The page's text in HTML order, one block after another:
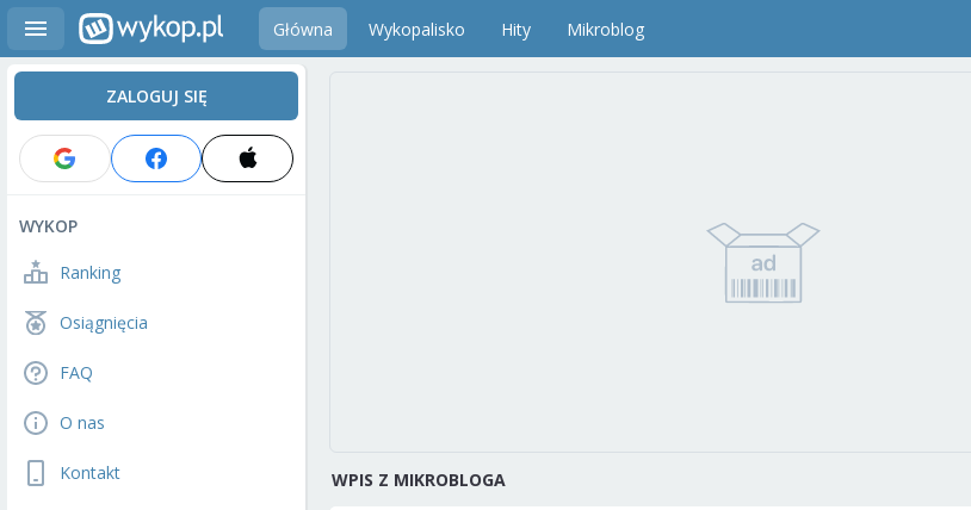
Główna Wykopalisko Hity Mikroblog
ZALOGUJ SIĘ
WYKOP
Ranking
Osiągnięcia
FAQ
O nas
Kontakt WPIS Z MIKROBLOGA